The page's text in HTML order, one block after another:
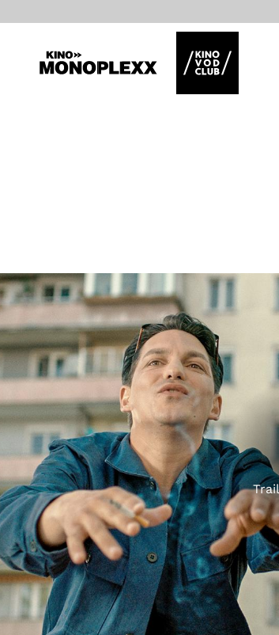
So geht’s
Filmpakete
Gutscheine
& Filmpässe
Account
Suche